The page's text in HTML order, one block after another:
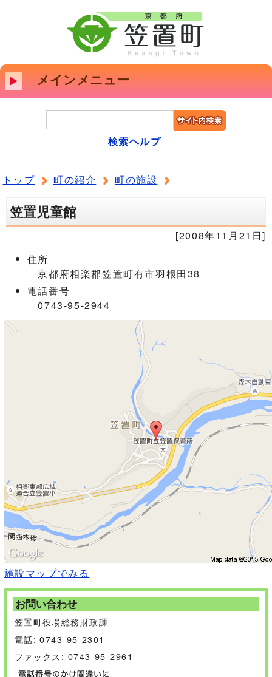
メインメニュー
検索ヘルプ
トップ 町の紹介 町の施設
笠置児童館
[2008年11月21日]
住所
京都府相楽郡笠置町有市羽根田38
電話番号
0743-95-2944
施設マップでみる
お問い合わせ
笠置町役場総務財政課
電話: 0743-95-2301
ファックス: 0743-95-2961